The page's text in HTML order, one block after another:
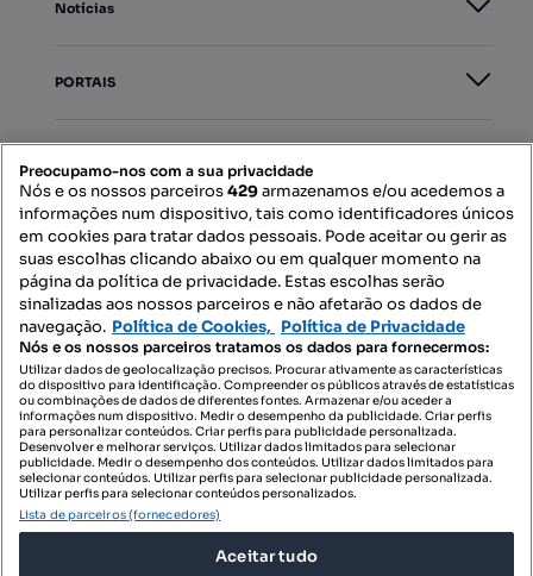
Notícias
PORTAIS
Contacte-nos
SIGA-NOS:
DESCARREGAR NA:
© 2026 Imovirtual.com, OLX Portugal, S.A.
Preocupamo-nos com a sua privacidade
Nós e os nossos parceiros429armazenamos e/ou acedemos a
informações num dispositivo, tais como identificadores únicos
em cookies para tratar dados pessoais. Pode aceitar ou gerir as
suas escolhas clicando abaixo ou em qualquer momento na
página da política de privacidade. Estas escolhas serão
sinalizadas aos nossos parceiros e não afetarão os dados de
navegação. Política de Cookies, Política de Privacidade
Nós e os nossos parceiros tratamos os dados para fornecermos:
Utilizar dados de geolocalização precisos. Procurar ativamente as características
do dispositivo para identificação. Compreender os públicos através de estatísticas
ou combinações de dados de diferentes fontes. Armazenar e/ou aceder a
informações num dispositivo. Medir o desempenho da publicidade. Criar perfis
para personalizar conteúdos. Criar perfis para publicidade personalizada.
Desenvolver e melhorar serviços. Utilizar dados limitados para selecionar
publicidade. Medir o desempenho dos conteúdos. Utilizar dados limitados para
selecionar conteúdos. Utilizar perfis para selecionar publicidade personalizada.
Utilizar perfis para selecionar conteúdos personalizados.
Lista de parceiros (fornecedores)
Aceitar tudo